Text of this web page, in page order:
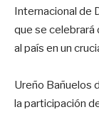
Internacional de
que se celebrará
al país en un
Ureño Bañuelos
la participación